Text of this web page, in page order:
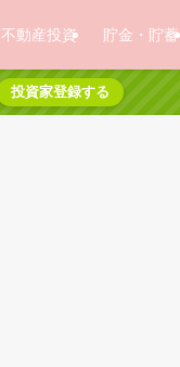
不動産投資 貯金・貯蓄
投資家登録する